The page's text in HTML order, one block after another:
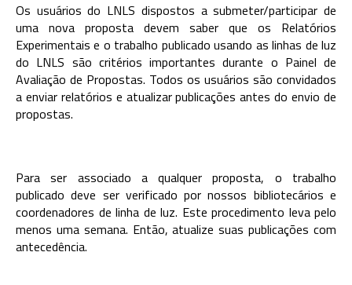
Os usuários do LNLS dispostos a submeter/participar de
uma nova proposta devem saber que os Relatórios
Experimentais e o trabalho publicado usando as linhas de luz
do LNLS são critérios importantes durante o Painel de
Avaliação de Propostas. Todos os usuários são convidados
a enviar relatórios e atualizar publicações antes do envio de
propostas.
Para ser associado a qualquer proposta, o trabalho
publicado deve ser verificado por nossos bibliotecários e
coordenadores de linha de luz. Este procedimento leva pelo
menos uma semana. Então, atualize suas publicações com
antecedência.